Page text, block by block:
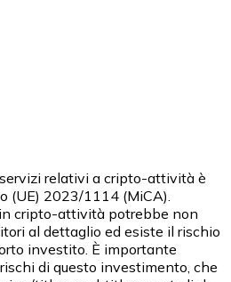
relativi a cripto-attività è
(UE) 2023/1114 (MiCA).
cripto-attività potrebbe non
al dettaglio ed esiste il rischio
investito. È importante
di questo investimento, che